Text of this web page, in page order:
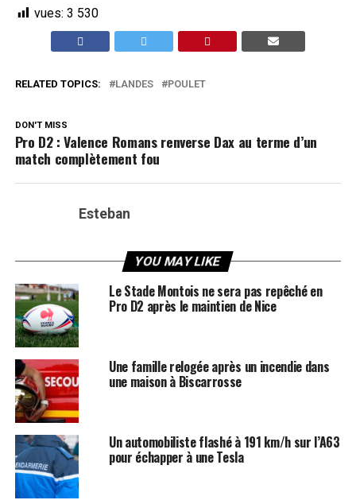
vues: 3 530
RELATED TOPICS: LANDES POULET
DON'T MISS
Pro D2 : Valence Romans renverse Dax au terme d’un
match complètement fou
Esteban
YOU MAY LIKE
Le Stade Montois ne sera pas repêché en
Pro D2 après le maintien de Nice
Une famille relogée après un incendie dans
une maison à Biscarrosse
Un automobiliste flashé à 191 km/h sur l’A63
pour échapper à une Tesla